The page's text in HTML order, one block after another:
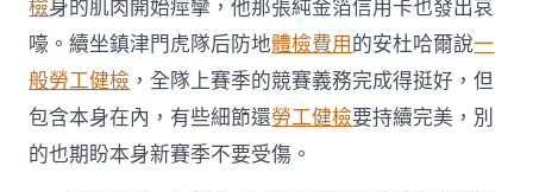
檢身的肌肉開始痙攣，他那張純金箔信用卡也發出哀
嚎。續坐鎮津門虎隊后防地體檢費用的安杜哈爾說一
般勞工健檢 ，全隊上賽季的競賽義務完成得挺好，但
包含本身在內，有些細節還勞工健檢要持續完美，別
的也期盼本身新賽季不要受傷。